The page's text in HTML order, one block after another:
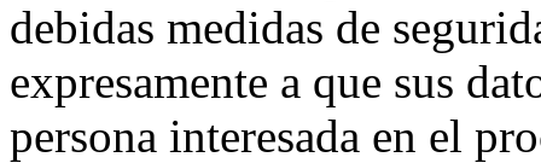
debidas medidas de
expresamente a que sus
persona interesada en el